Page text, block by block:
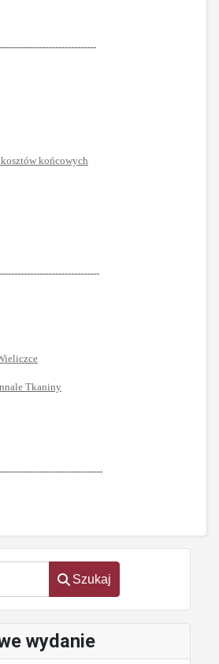
Szukaj
wydanie
kosztów końcowych
Tkaniny